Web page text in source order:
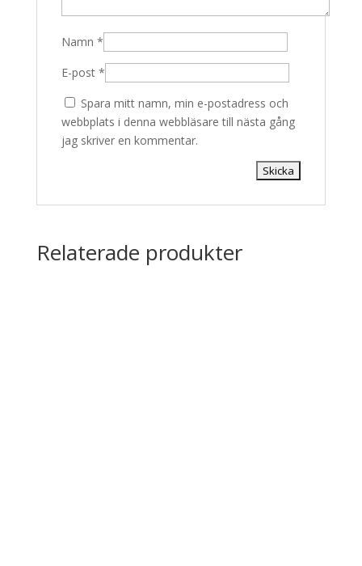
Namn *
E-post *
Spara mitt namn, min e-postadress och
webbplats i denna webbläsare till nästa gång
jag skriver en kommentar.
Relaterade produkter